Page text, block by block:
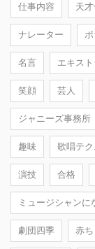
仕事内容 天
ナレーター
名言 エキスト
笑顔 芸人
ジャニーズ事務所
趣味 歌唱テク
演技 合格
ミュージシャンに
劇団四季 赤ち